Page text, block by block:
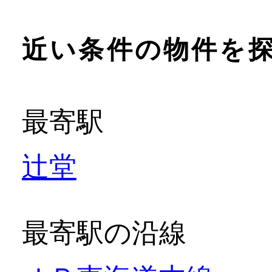
近い条件の物件を
最寄駅
辻堂
最寄駅の沿線